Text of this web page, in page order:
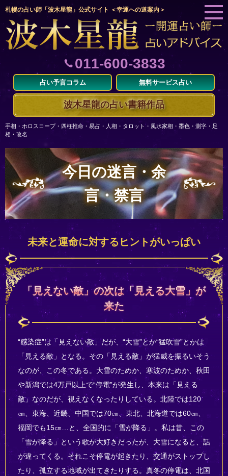
札幌の占い師「波木星龍」公式サイト ＜幸運への道案内＞
011-600-3833
占い予言コラム 無料サービス占い
波木星龍の占い書籍作品
手相・ホロスコープ・四柱推命・易占・人相・タロット・風水家相・墨色・測字・足
相・改名
今日の迷言・余
言・禁言
未来と運命に対するヒントがいっぱい
「見えない敵」の次は「見える大雪」が
来た
“感染症”は「見えない敵」だが、“大雪”とか“猛吹雪”とかは
「見える敵」となる。その「見える敵」が猛威を振るいそう
なのが、この冬である。大雪のためか、寒波のためか、秋田
や新潟では4万戸以上で“停電”が発生し、本来は「見える
敵」なのだが、視えなくなったりしている。北陸では120
㎝、東海、近畿、中国では70㎝、東北、北海道では60㎝、
福岡でも15㎝…と、全国的に「雪が降る」。私は昔、この
「雪が降る」という歌が大好きだったが、大雪になると、話
が違ってくる。それこそ停電が起きたり、交通がストップし
たり、孤立する地域が出てきたりする。真冬の停電は、北国